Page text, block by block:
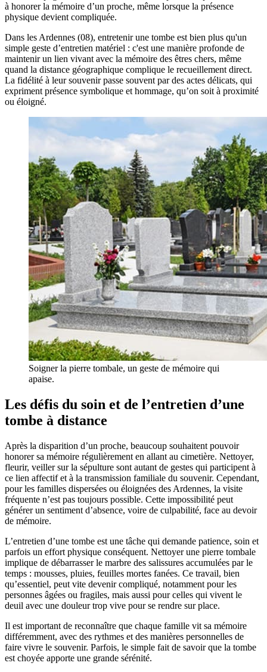
à honorer la mémoire d’un proche, même lorsque la présence
physique devient compliquée.
Dans les Ardennes (08), entretenir une tombe est bien plus qu'un
simple geste d’entretien matériel : c'est une manière profonde de
maintenir un lien vivant avec la mémoire des êtres chers, même
quand la distance géographique complique le recueillement direct.
La fidélité à leur souvenir passe souvent par des actes délicats, qui
expriment présence symbolique et hommage, qu’on soit à proximité
ou éloigné.
Soigner la pierre tombale, un geste de mémoire qui
apaise.
Les défis du soin et de l’entretien d’une
tombe à distance
Après la disparition d’un proche, beaucoup souhaitent pouvoir
honorer sa mémoire régulièrement en allant au cimetière. Nettoyer,
fleurir, veiller sur la sépulture sont autant de gestes qui participent à
ce lien affectif et à la transmission familiale du souvenir. Cependant,
pour les familles dispersées ou éloignées des Ardennes, la visite
fréquente n’est pas toujours possible. Cette impossibilité peut
générer un sentiment d’absence, voire de culpabilité, face au devoir
de mémoire.
L’entretien d’une tombe est une tâche qui demande patience, soin et
parfois un effort physique conséquent. Nettoyer une pierre tombale
implique de débarrasser le marbre des salissures accumulées par le
temps : mousses, pluies, feuilles mortes fanées. Ce travail, bien
qu’essentiel, peut vite devenir compliqué, notamment pour les
personnes âgées ou fragiles, mais aussi pour celles qui vivent le
deuil avec une douleur trop vive pour se rendre sur place.
Il est important de reconnaître que chaque famille vit sa mémoire
différemment, avec des rythmes et des manières personnelles de
faire vivre le souvenir. Parfois, le simple fait de savoir que la tombe
est choyée apporte une grande sérénité.